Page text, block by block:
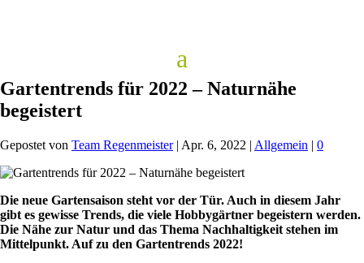
Gartentrends für 2022 – Naturnähe
begeistert
Gepostet von Team Regenmeister| Apr. 6, 2022 | Allgemein | 0
Die neue Gartensaison steht vor der Tür. Auch in diesem Jahr
gibt es gewisse Trends, die viele Hobbygärtner begeistern werden.
Die Nähe zur Natur und das Thema Nachhaltigkeit stehen im
Mittelpunkt. Auf zu den Gartentrends 2022!